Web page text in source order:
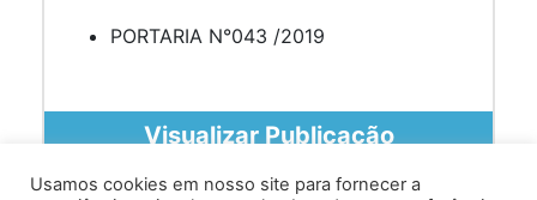
PORTARIA N°043 /2019
Visualizar Publicação
Usamos cookies em nosso site para fornecer a